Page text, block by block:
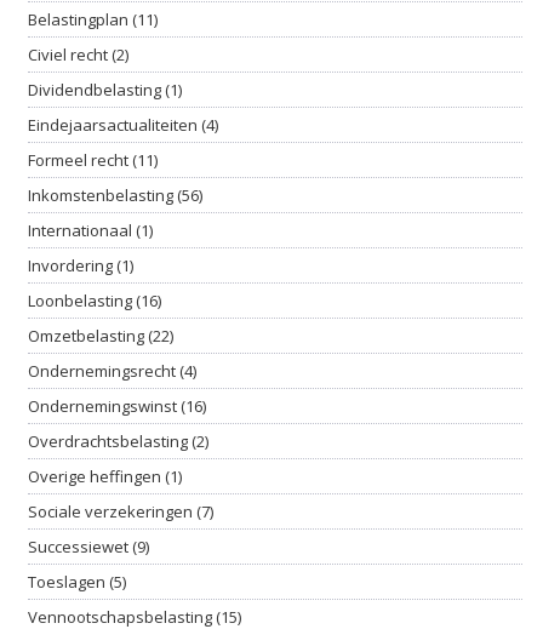
Belastingplan (11)
Civiel recht (2)
Dividendbelasting (1)
Eindejaarsactualiteiten (4)
Formeel recht (11)
Inkomstenbelasting (56)
Internationaal (1)
Invordering (1)
Loonbelasting (16)
Omzetbelasting (22)
Ondernemingsrecht (4)
Ondernemingswinst (16)
Overdrachtsbelasting (2)
Overige heffingen (1)
Sociale verzekeringen (7)
Successiewet (9)
Toeslagen (5)
Vennootschapsbelasting (15)